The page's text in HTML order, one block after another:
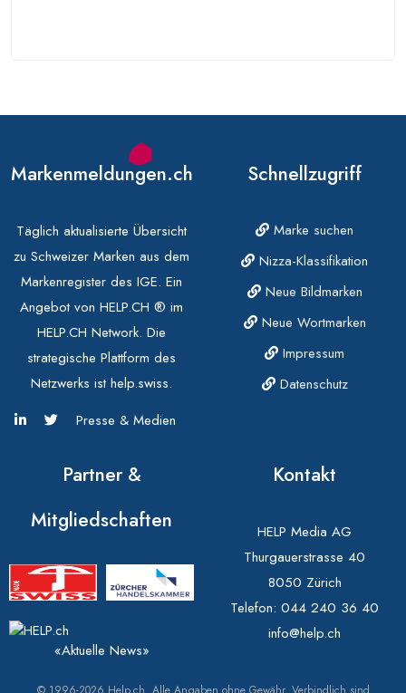
Markenmeldungen.ch
Täglich aktualisierte Übersicht
zu Schweizer Marken aus dem
Markenregister des IGE. Ein
Angebot von HELP.CH ® im
HELP.CH Network. Die
strategische Plattform des
Netzwerks ist help.swiss.
Presse & Medien
Schnellzugriff
Marke suchen
Nizza-Klassifikation
Neue Bildmarken
Neue Wortmarken
Impressum
Datenschutz
Partner &
Mitgliedschaften
«Aktuelle News»
Kontakt
HELP Media AG
Thurgauerstrasse 40
8050 Zürich
Telefon: 044 240 36 40
info@help.ch